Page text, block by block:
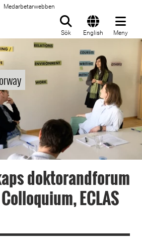
Medarbetarwebben
Sök English Meny
doktorandforum
ECLAS